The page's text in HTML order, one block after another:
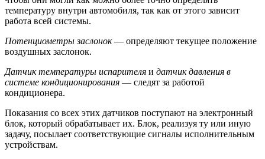
температуру внутри автомобиля, так как от этого зависит
работа всей системы.
Потенциометры заслонок— определяют текущее положение
воздушных заслонок.
Датчик температуры испарителя и датчик давления в
системе кондиционирования — следят за работой
кондиционера.
Показания со всех этих датчиков поступают на электронный
блок, который обрабатывает их. Блок, реализуя ту или иную
задачу, посылает соответствующие сигналы исполнительным
устройствам.